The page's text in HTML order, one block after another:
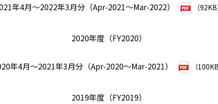
年4月～2022年3月分（Apr-2021～Mar-2022） （
2020年度（FY2020）
年4月～2021年3月分（Apr-2020～Mar-2021） （
2019年度（FY2019）